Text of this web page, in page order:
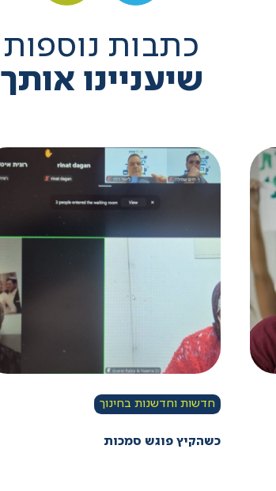
כתבות נוספות
שיעניינו אותך
חדשות וחדשנות בחינוך
כשהקיץ פוגש סמכות